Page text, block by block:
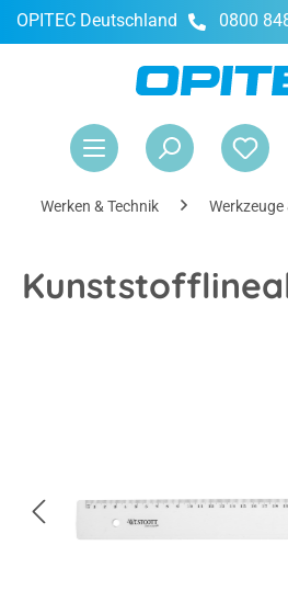
springen
OPITEC Deutschland 0800
Werken & Technik